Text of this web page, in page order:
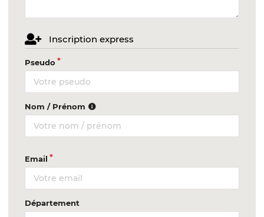
Inscription express
Pseudo
Nom / Prénom
Email
Département